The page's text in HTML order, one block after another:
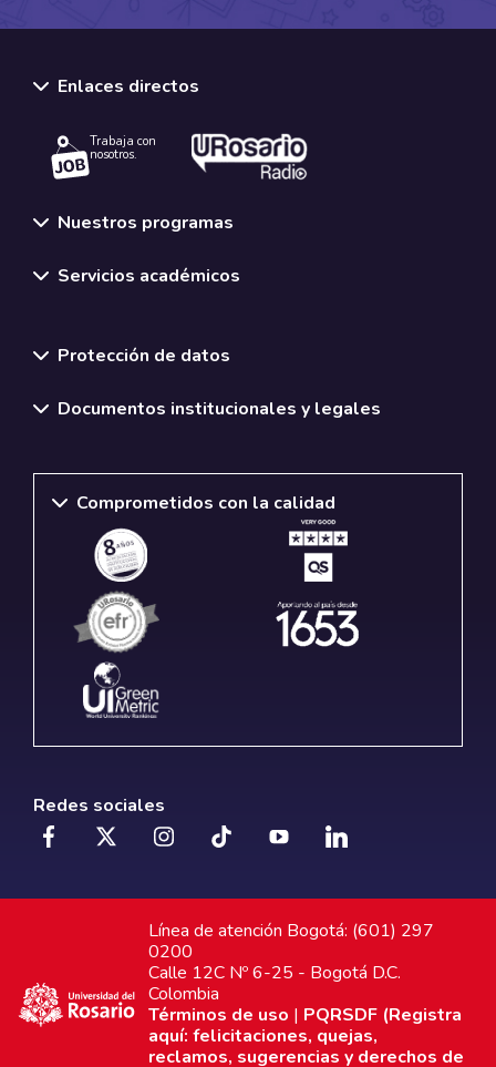
Enlaces directos
Trabaja con
nosotros.
Nuestros programas
Servicios académicos
Protección de datos
Documentos institucionales y legales
Comprometidos con la calidad
Redes sociales
Línea de atención Bogotá: (601) 297
0200
Calle 12C Nº 6-25 - Bogotá D.C.
Colombia
Términos de uso | PQRSDF (Registra
aquí: felicitaciones, quejas,
reclamos, sugerencias y derechos de